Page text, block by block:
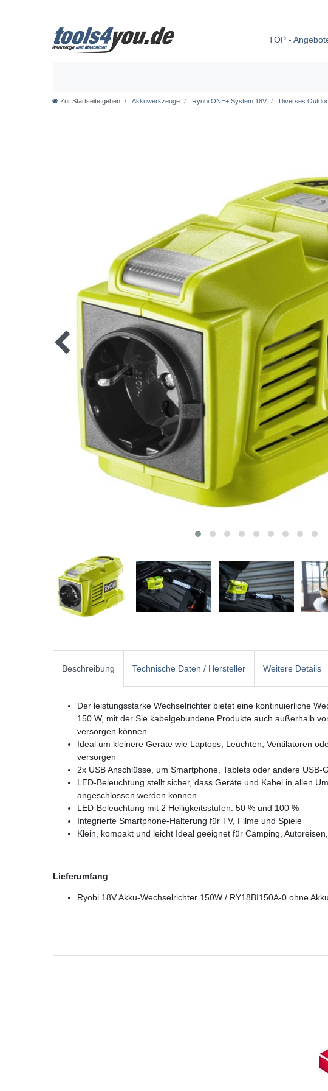
TOP -
Zur Startseite gehen Akkuwerkzeuge Ryobi ONE+ System 18V Diverses
Beschreibung Technische Daten / Hersteller Weitere Details
Der leistungsstarke Wechselrichter bietet eine kontinuierliche
150 W, mit der Sie kabelgebundene Produkte auch außerhalb
versorgen können
Ideal um kleinere Geräte wie Laptops, Leuchten, Ventilatoren
versorgen
2x USB Anschlüsse, um Smartphone, Tablets oder andere USB-
LED-Beleuchtung stellt sicher, dass Geräte und Kabel in allen
angeschlossen werden können
LED-Beleuchtung mit 2 Helligkeitsstufen: 50 % und 100 %
Integrierte Smartphone-Halterung für TV, Filme und Spiele
Klein, kompakt und leicht Ideal geeignet für Camping, Autoreisen,
Lieferumfang
Ryobi 18V Akku-Wechselrichter 150W / RY18BI150A-0 ohne